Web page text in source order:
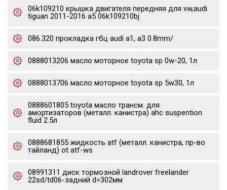
06k109210 крышка двигателя передняя для vw,audi
tiguan 2011-2016 a5 06k109210bj
086.320 прокладка гбц audi a1, a3 0.8mm/
0888013206 масло моторное toyota sp 0w-20, 1л
0888013706 масло моторное toyota sp 5w30, 1л
0888601805 toyota масло трансм. для
амортизаторов (металл. канистра) ahc suspention
fluid 2.5л
0888681855 жидкость atf (металл. канистра, пр-во
тайланд) ot atf-ws
08991311 диск тормозной landrover freelander
22sd/td06-задний d=302мм